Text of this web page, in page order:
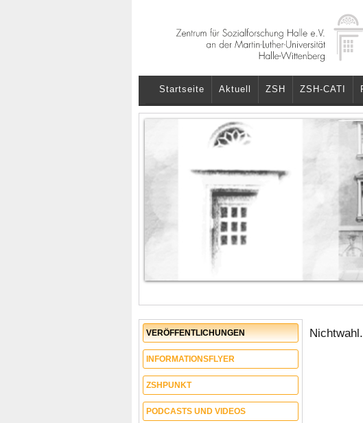
Startseite Aktuell ZSH ZSH-CATI
VERÖFFENTLICHUNGEN
INFORMATIONSFLYER
ZSHPUNKT
PODCASTS UND VIDEOS